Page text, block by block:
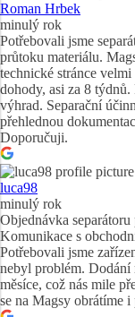
Roman Hrbek
minulý rok
Potřebovali jsme
průtoku materiálu.
technické stránce
dohody, asi za 8
výhrad. Separační
přehlednou
Doporučuji.
luca98
minulý rok
Objednávka
Komunikace s
Potřebovali jsme
nebyl problém. Dodání
měsíce, což nás mile
se na Magsy obrátíme i